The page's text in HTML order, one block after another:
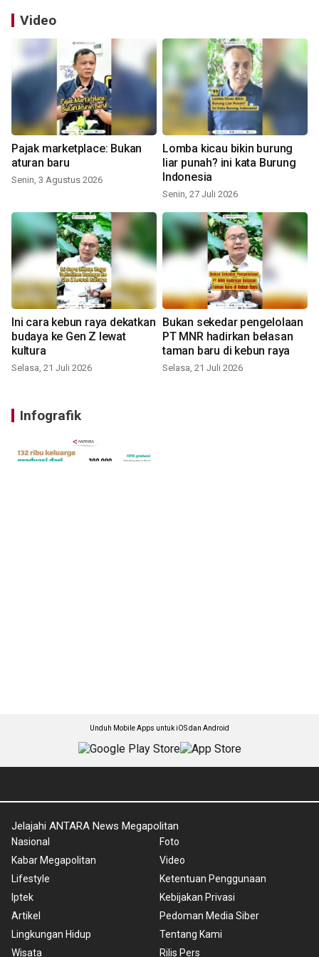
Video
Pajak marketplace: Bukan
aturan baru
Senin, 3 Agustus 2026
Lomba kicau bikin burung
liar punah? ini kata Burung
Indonesia
Senin, 27 Juli 2026
Ini cara kebun raya dekatkan
budaya ke Gen Z lewat
kultura
Selasa, 21 Juli 2026
Bukan sekedar pengelolaan
PT MNR hadirkan belasan
taman baru di kebun raya
Selasa, 21 Juli 2026
Infografik
Unduh Mobile Apps untuk iOS dan Android
Jelajahi ANTARA News Megapolitan
Nasional
Kabar Megapolitan
Lifestyle
Iptek
Artikel
Lingkungan Hidup
Wisata
Foto
Video
Ketentuan Penggunaan
Kebijakan Privasi
Pedoman Media Siber
Tentang Kami
Rilis Pers